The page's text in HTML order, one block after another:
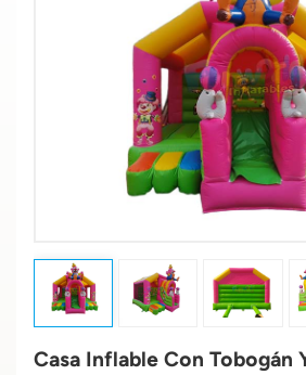
Casa Inflable Con Tobogán